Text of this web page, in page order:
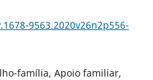
9563.2020v26n2p556-
família, Apoio familiar,